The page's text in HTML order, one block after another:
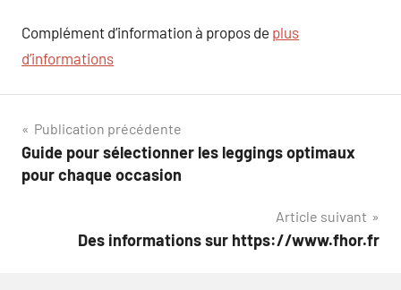
Complément d’information à propos de plus
d’informations
Navigation
de
Publication précédente
Guide pour sélectionner les leggings optimaux
pour chaque occasion
Article suivant
Des informations sur https://www.fhor.fr